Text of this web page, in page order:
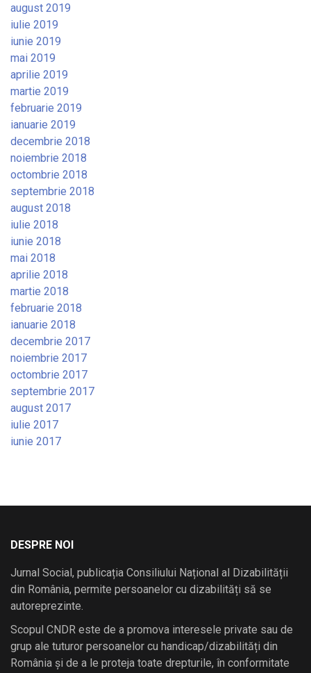
august 2019
iulie 2019
iunie 2019
mai 2019
aprilie 2019
martie 2019
februarie 2019
ianuarie 2019
decembrie 2018
noiembrie 2018
octombrie 2018
septembrie 2018
august 2018
iulie 2018
iunie 2018
mai 2018
aprilie 2018
martie 2018
februarie 2018
ianuarie 2018
decembrie 2017
noiembrie 2017
octombrie 2017
septembrie 2017
august 2017
iulie 2017
iunie 2017
DESPRE NOI
Jurnal Social, publicația Consiliului Național al Dizabilității
din România, permite persoanelor cu dizabilități să se
autoreprezinte.
Scopul CNDR este de a promova interesele private sau de
grup ale tuturor persoanelor cu handicap/dizabilități din
România și de a le proteja toate drepturile, în conformitate